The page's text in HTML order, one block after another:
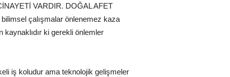
VARDIR. DOĞAL AFET
çalışmalar önlenemez kaza
kaynaklıdır ki gerekli önlemler
iş koludur ama teknolojik gelişmeler